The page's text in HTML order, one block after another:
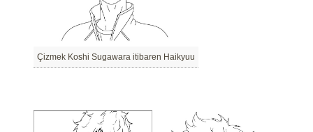
Çizmek Koshi Sugawara itibaren Haikyuu